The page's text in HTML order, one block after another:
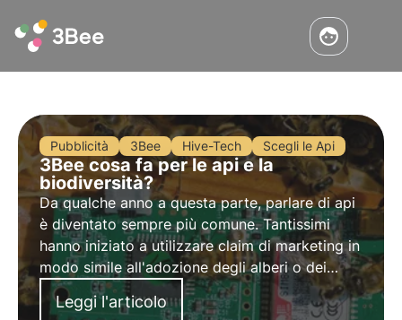
Pubblicità 3Bee Hive-Tech Scegli le Api
3Bee cosa fa per le api e la
biodiversità?
Da qualche anno a questa parte, parlare di api
è diventato sempre più comune. Tantissimi
hanno iniziato a utilizzare claim di marketing in
modo simile all'adozione degli alberi o dei
panda. Quello che fa 3Bee è estremamente
diverso. Noi uniamo tecnologia e biologia per
Leggi l'articolo